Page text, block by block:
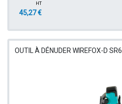
HT
45,27 €
OUTIL À DÉNUDER WIREFOX-D SR6